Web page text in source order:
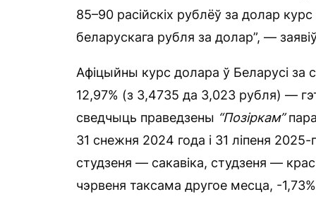
85–90 расійскіх рублёў за долар
беларускага рубля за долар”, —
Афіцыйны курс долара ў Беларусі за
12,97% (з 3,4735 да 3,023 рубля) —
сведчыць праведзены “Позіркам”
31 снежня 2024 года і 31 ліпеня
студзеня — сакавіка, студзеня —
чэрвеня таксама другое месца, -